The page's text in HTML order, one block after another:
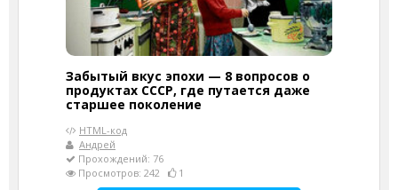
Забытый вкус эпохи — 8 вопросов о
продуктах СССР, где путается даже
старшее поколение
HTML-код
Андрей
Прохождений: 76
Просмотров: 242
1